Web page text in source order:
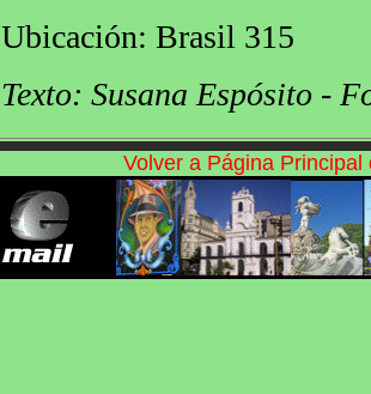
Ubicación: Brasil 315
Texto: Susana Espósito -
Volver a Página